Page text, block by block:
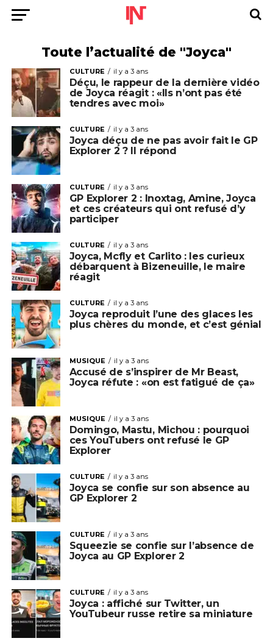
Toute l’actualité de "Joyca"
CULTURE il y a 3 ans
Déçu, le rappeur de la dernière vidéo
de Joyca réagit : «Ils n’ont pas été
tendres avec moi»
CULTURE il y a 3 ans
Joyca déçu de ne pas avoir fait le GP
Explorer 2 ? Il répond
CULTURE il y a 3 ans
GP Explorer 2 : Inoxtag, Amine, Joyca
et ces créateurs qui ont refusé d’y
participer
CULTURE il y a 3 ans
Joyca, Mcfly et Carlito : les curieux
débarquent à Bizeneuille, le maire
réagit
CULTURE il y a 3 ans
Joyca reproduit l’une des glaces les
plus chères du monde, et c’est génial
MUSIQUE il y a 3 ans
Accusé de s’inspirer de Mr Beast,
Joyca réfute : «on est fatigué de ça»
MUSIQUE il y a 3 ans
Domingo, Mastu, Michou : pourquoi
ces YouTubers ont refusé le GP
Explorer
CULTURE il y a 3 ans
Joyca se confie sur son absence au
GP Explorer 2
CULTURE il y a 3 ans
Squeezie se confie sur l’absence de
Joyca au GP Explorer 2
CULTURE il y a 3 ans
Joyca : affiché sur Twitter, un
YouTubeur russe retire sa miniature